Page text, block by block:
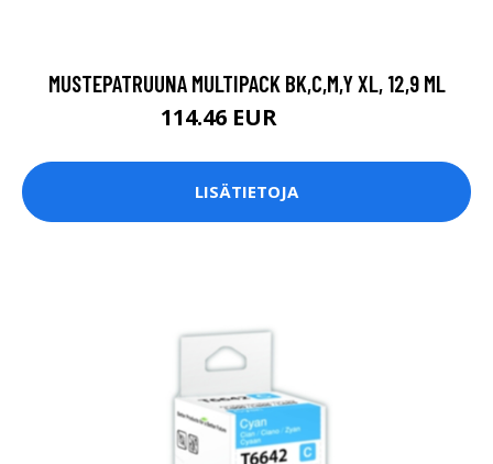
MUSTEPATRUUNA MULTIPACK BK,C,M,Y XL, 12,9 ML
114.46 EUR
LISÄTIETOJA